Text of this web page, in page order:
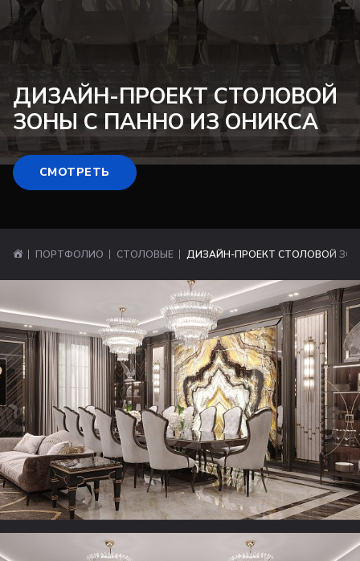
ДИЗАЙН-ПРОЕКТСТОЛОВОЙ
ЗОНЫ С ПАННО ИЗ ОНИКСА
СМОТРЕТЬ
ПОРТФОЛИО СТОЛОВЫЕ ДИЗАЙН-ПРОЕКТ СТОЛОВОЙ